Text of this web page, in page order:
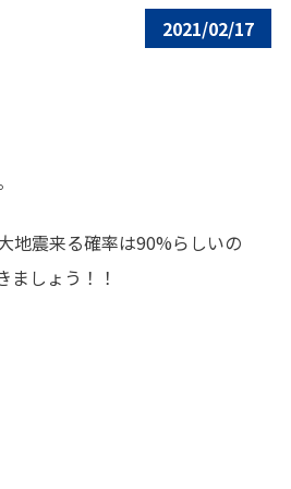
2021/02/17
地震来る確率は90%らしいの
ましょう！！